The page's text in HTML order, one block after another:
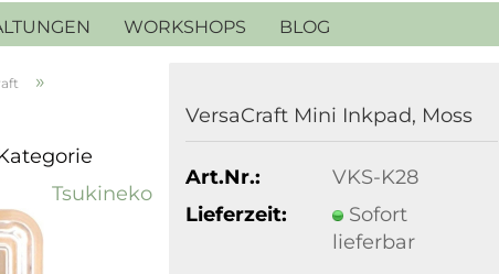
WORKSHOPS BLOG
»
Tsukineko
VersaCraft Mini Inkpad, Moss
Art.Nr.:
VKS-K28
Lieferzeit:
Sofort
lieferbar